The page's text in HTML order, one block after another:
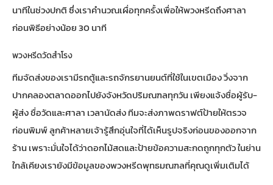
นาทีในช่วงปกติ ซึ่งเราคำนวณเผื่อทุกครั้งเพื่อให้พวงหรีดถึงศาลา
ก่อนพิธีอย่างน้อย 30 นาที
พวงหรีดวัดสำโรง
ทีมจัดส่งของเรามีรถตู้และรถจักรยานยนต์ที่ใช้ในเขตเมือง วิ่งจาก
ปากคลองตลาดออกไปยังจังหวัดปริมณฑลทุกวัน เพียงแจ้งชื่อผู้รับ-
ผู้ส่ง ชื่อวัดและศาลา เวลานัดส่ง ทีมจะส่งภาพดราฟต์ป้ายให้ตรวจ
ก่อนพิมพ์ ลูกค้าหลายเจ้ารู้สึกอุ่นใจที่ได้เห็นรูปจริงก่อนของออกจาก
ร้าน เพราะมั่นใจได้ว่าดอกไม้สดและป้ายข้อความสะกดถูกทุกตัว ในย่าน
ใกล้เคียงเรายังมีข้อมูลของพวงหรีดพุทธมณฑลที่คุณดูเพิ่มเติมได้